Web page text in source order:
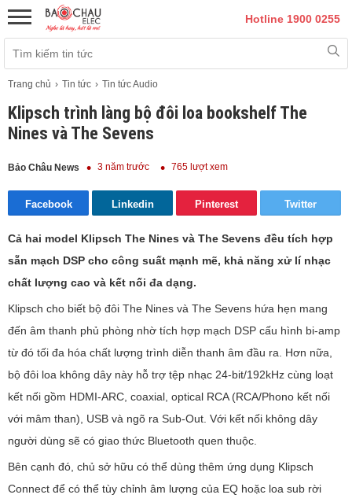
Hotline 1900 0255
Trang chủ Tin tức Tin tức Audio
Klipsch trình làng bộ đôi loa bookshelf The
Nines và The Sevens
Bảo Châu News 3 năm trước 765 lượt xem
Facebook Linkedin Pinterest Twitter
Cả hai model Klipsch The Nines và The Sevens đều tích hợp
sẵn mạch DSP cho công suất mạnh mẽ, khả năng xử lí nhạc
chất lượng cao và kết nối đa dạng.
Klipsch cho biết bộ đôi The Nines và The Sevens hứa hẹn mang
đến âm thanh phủ phòng nhờ tích hợp mạch DSP cấu hình bi-amp
từ đó tối đa hóa chất lượng trình diễn thanh âm đầu ra. Hơn nữa,
bộ đôi loa không dây này hỗ trợ tệp nhạc 24-bit/192kHz cùng loạt
kết nối gồm HDMI-ARC, coaxial, optical RCA (RCA/Phono kết nối
với mâm than), USB và ngõ ra Sub-Out. Với kết nối không dây
người dùng sẽ có giao thức Bluetooth quen thuộc.
Bên cạnh đó, chủ sở hữu có thể dùng thêm ứng dụng Klipsch
Connect để có thể tùy chỉnh âm lượng của EQ hoặc loa sub rời